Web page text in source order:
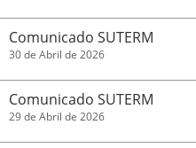
Comunicado SUTERM
30 de Abril de 2026
Comunicado SUTERM
29 de Abril de 2026